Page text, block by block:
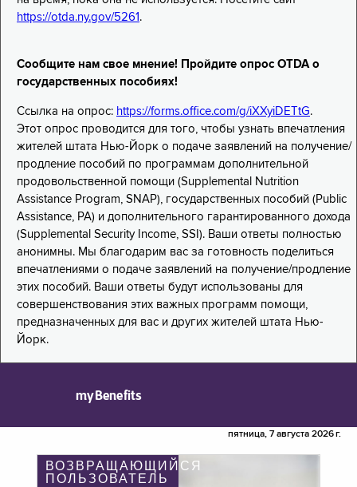
https://otda.ny.gov/5261 .
Сообщите нам свое мнение! Пройдите опрос OTDA о
государственных пособиях!
Ссылка на опрос: https://forms.office.com/g/iXXyiDETtG.
Этот опрос проводится для того, чтобы узнать впечатления
жителей штата Нью-Йорк о подаче заявлений на получение/
продление пособий по программам дополнительной
продовольственной помощи (Supplemental Nutrition
Assistance Program, SNAP), государственных пособий (Public
Assistance, PA) и дополнительного гарантированного дохода
(Supplemental Security Income, SSI). Ваши ответы полностью
анонимны. Мы благодарим вас за готовность поделиться
впечатлениями о подаче заявлений на получение/продление
этих пособий. Ваши ответы будут использованы для
совершенствования этих важных программ помощи,
предназначенных для вас и других жителей штата Нью-
Йорк.
myBenefits
пятница, 7 августа 2026 г.
ВОЗВРАЩАЮЩИЙСЯ
ПОЛЬЗОВАТЕЛЬ